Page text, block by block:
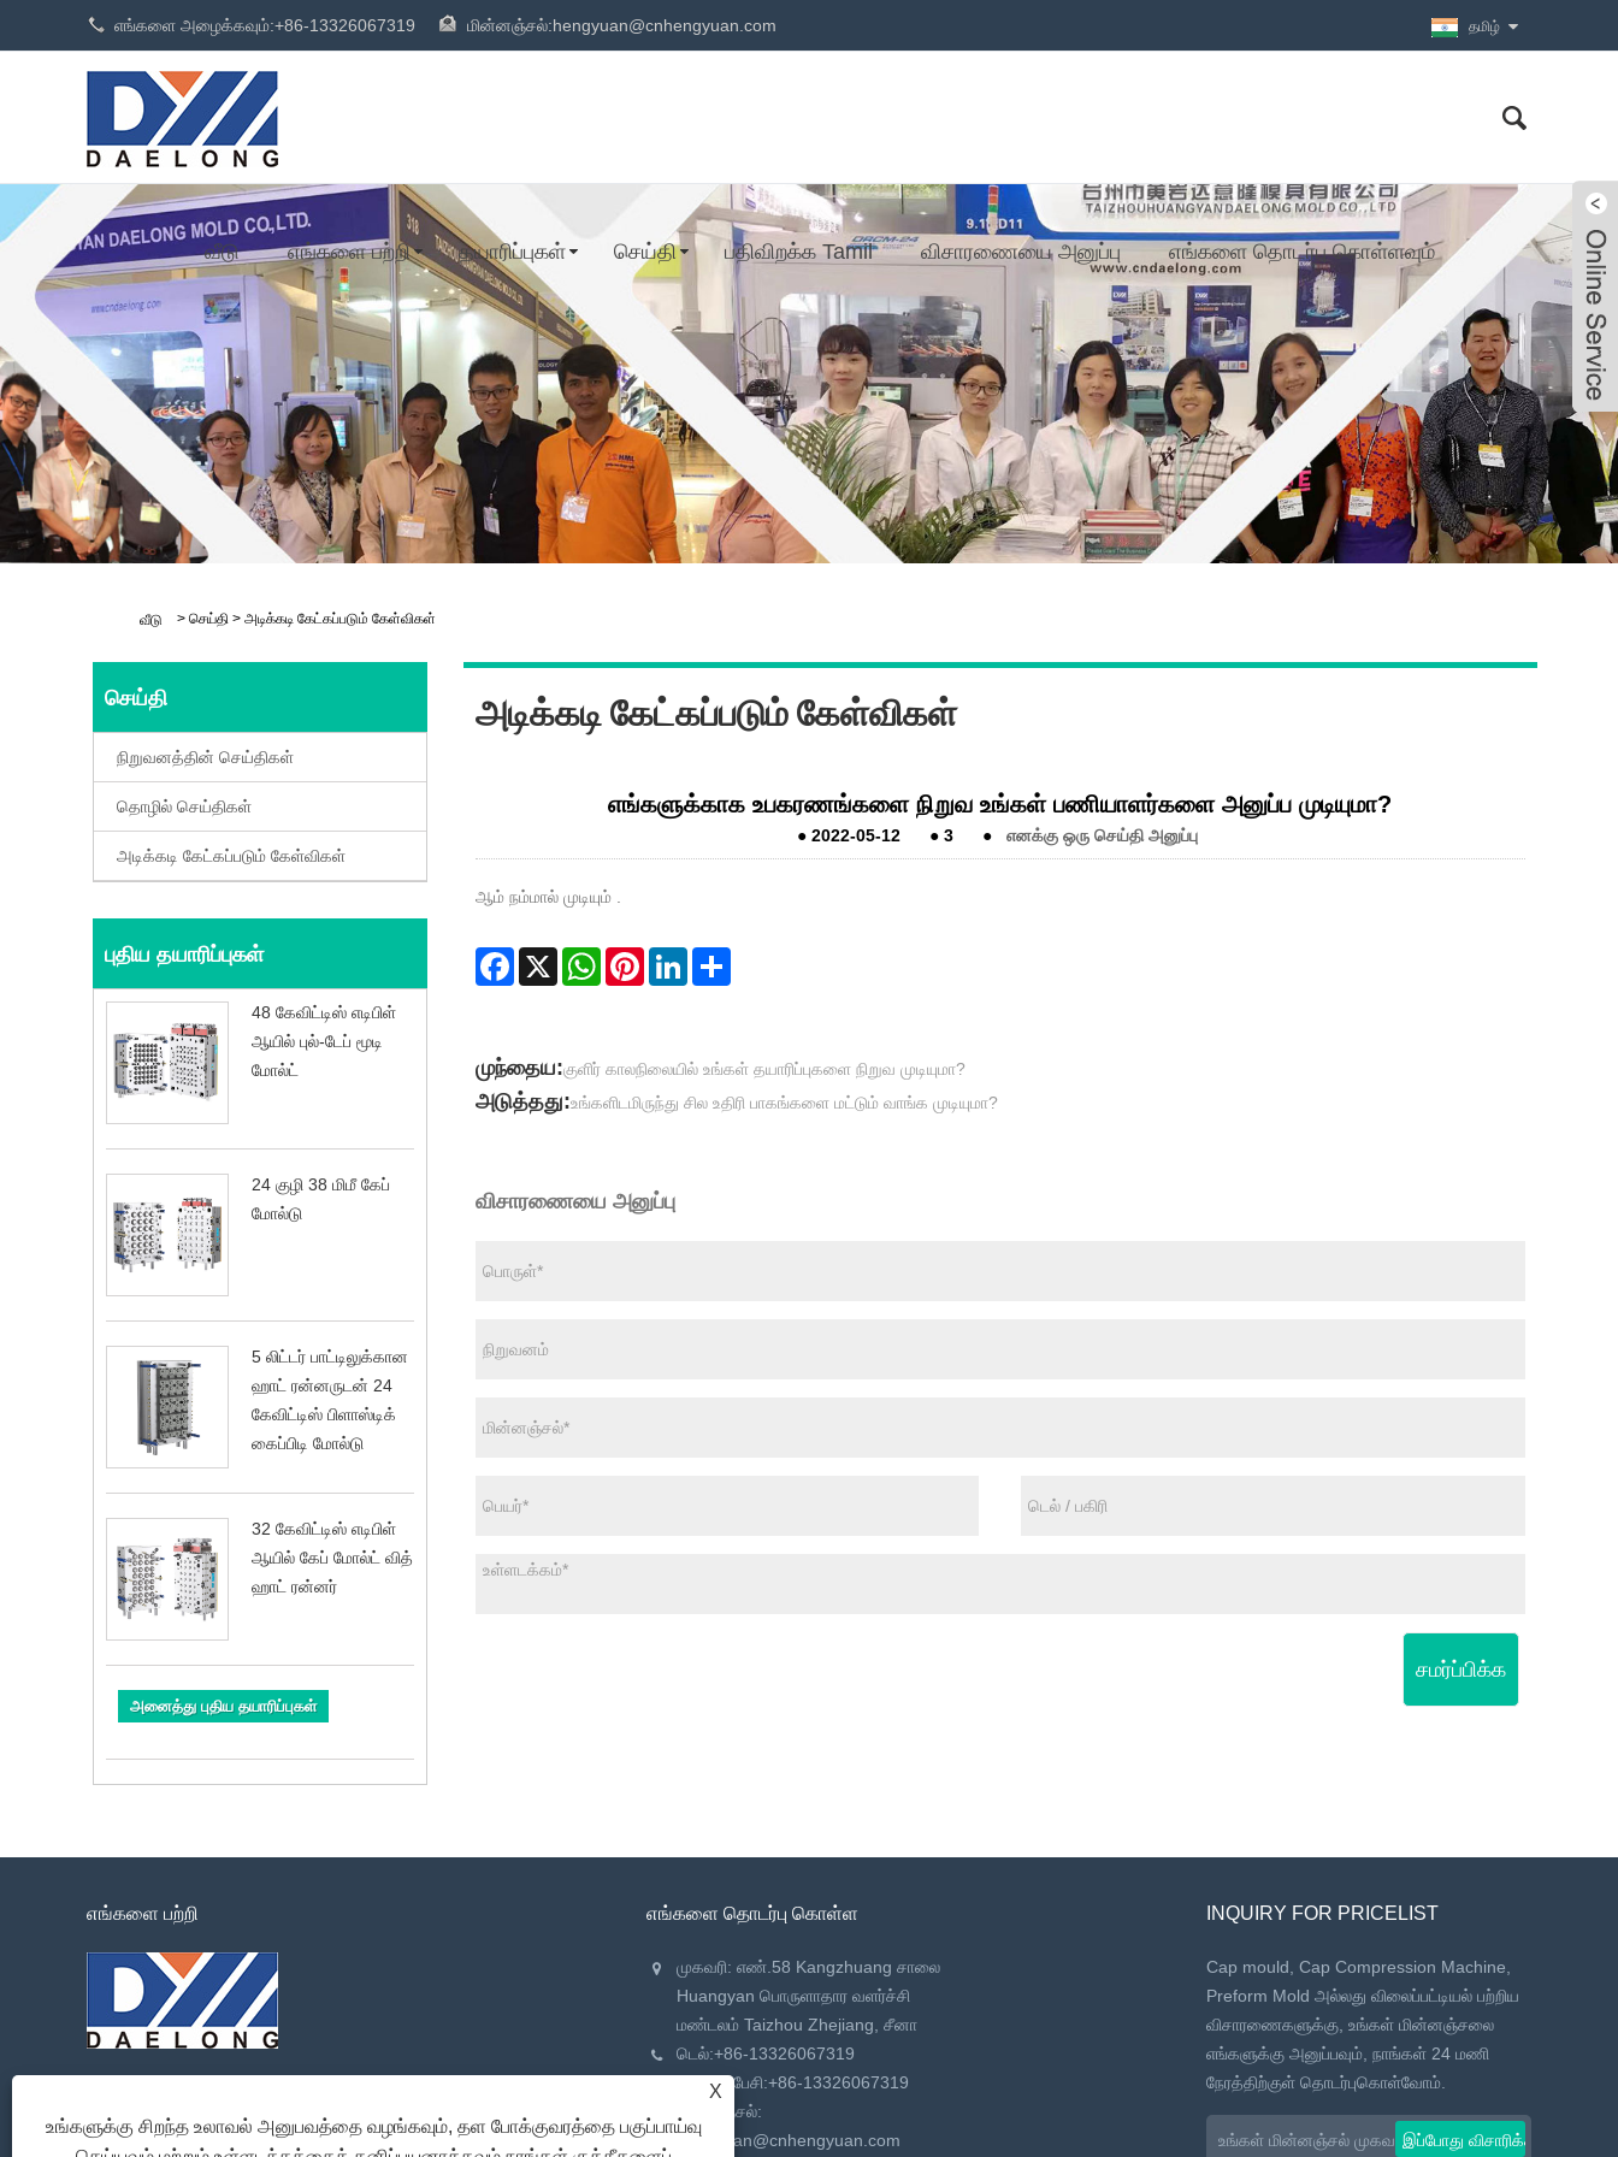
எங்களை அழைக்கவும்:+86-13326067319 மின்னஞ்சல்:hengyuan@cnhengyuan.com தமிழ்
வீடு எங்களை பற்றி தயாரிப்புகள் செய்தி பதிவிறக்க Tamil விசாரணையை அனுப்பு எங்களை தொடர்பு கொள்ளவும்
வீடு > செய்தி > அடிக்கடி கேட்கப்படும் கேள்விகள்
செய்தி
நிறுவனத்தின் செய்திகள்
தொழில் செய்திகள்
அடிக்கடி கேட்கப்படும் கேள்விகள்
புதிய தயாரிப்புகள்
48 கேவிட்டிஸ் எடிபிள்
ஆயில் புல்-டேப் மூடி
மோல்ட்
24 குழி 38 மிமீ கேப்
மோல்டு
5 லிட்டர் பாட்டிலுக்கான
ஹாட் ரன்னருடன் 24
கேவிட்டிஸ் பிளாஸ்டிக்
கைப்பிடி மோல்டு
32 கேவிட்டிஸ் எடிபிள்
ஆயில் கேப் மோல்ட் வித்
ஹாட் ரன்னர்
அனைத்து புதிய தயாரிப்புகள்
அடிக்கடி கேட்கப்படும் கேள்விகள்
எங்களுக்காக உபகரணங்களை நிறுவ உங்கள் பணியாளர்களை அனுப்ப முடியுமா?
● 2022-05-12 ● 3 ● எனக்கு ஒரு செய்தி அனுப்பு
ஆம் நம்மால் முடியும் .
Facebook
X WhatsAppPinterestLinkedInShare
முந்தைய:குளிர் காலநிலையில் உங்கள் தயாரிப்புகளை நிறுவ முடியுமா?
அடுத்தது:உங்களிடமிருந்து சில உதிரி பாகங்களை மட்டும் வாங்க முடியுமா?
விசாரணையை அனுப்பு
சமர்ப்பிக்க
எங்களை பற்றி எங்களை தொடர்பு கொள்ள
முகவரி: எண்.58 Kangzhuang சாலை
Huangyan பொருளாதார வளர்ச்சி
மண்டலம் Taizhou Zhejiang, சீனா
டெல்:+86-13326067319
தொலைபேசி:+86-13326067319
மின்னஞ்சல்:
hengyuan@cnhengyuan.com
INQUIRY FOR PRICELIST
Cap mould, Cap Compression Machine,
Preform Mold அல்லது விலைப்பட்டியல் பற்றிய
விசாரணைகளுக்கு, உங்கள் மின்னஞ்சலை
எங்களுக்கு அனுப்பவும், நாங்கள் 24 மணி
நேரத்திற்குள் தொடர்புகொள்வோம்.
X
உங்களுக்கு சிறந்த உலாவல் அனுபவத்தை வழங்கவும், தள போக்குவரத்தை பகுப்பாய்வு